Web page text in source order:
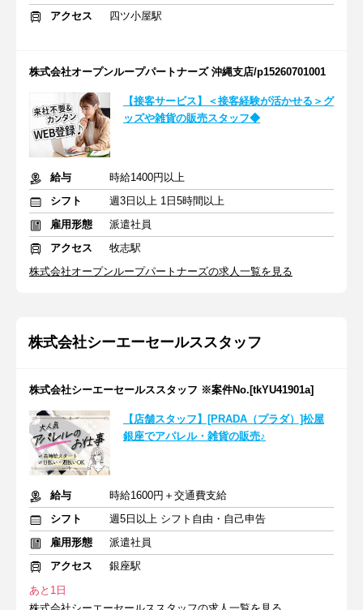
アクセス
四ツ小屋駅
株式会社オープンループパートナーズ 沖縄支店/p15260701001
【接客サービス】＜接客経験が活かせる＞グ
ッズや雑貨の販売スタッフ◆
給与
時給1400円以上
シフト
週3日以上 1日5時間以上
雇用形態
派遣社員
アクセス
牧志駅
株式会社オープンループパートナーズの求人一覧を見る
株式会社シーエーセールススタッフ
株式会社シーエーセールススタッフ ※案件No.[tkYU41901a]
【店舗スタッフ】[PRADA（プラダ）]松屋
銀座でアパレル・雑貨の販売♪
給与
時給1600円＋交通費支給
シフト
週5日以上 シフト自由・自己申告
雇用形態
派遣社員
アクセス
銀座駅
あと1日